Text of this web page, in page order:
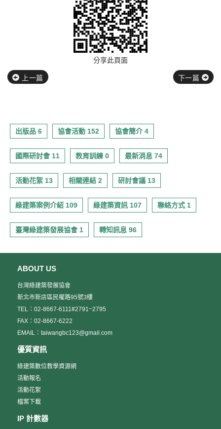
分享此頁面
上一篇 下一篇
出版品 6 協會活動 152 協會簡介 4
國際研討會 11 教育訓練 0 最新消息 74
活動花絮 13 相關連結 2 研討會議 13
綠建築案例介紹 109 綠建築資訊 107 聯絡方式 1
臺灣綠建築發展協會 1 轉知訊息 96
ABOUT US
台灣綠建築發展協會
新北市新店區民權路95號3樓
TEL：02-8667-6111#2791~2795
FAX：02-8667-6222
EMAIL：taiwangbc123@gmail.com
優質資訊
綠建築數位教學資源網
活動報名
活動花絮
檔案下載
IP 計數器